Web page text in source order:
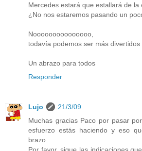
Mercedes estará que estallará de la
¿No nos estaremos pasando un
Nooooooooooooooo,
todavía podemos ser más divertidos
Un abrazo para todos
Responder
Lujo
21/3/09
Muchas gracias Paco por pasar
esfuerzo estás haciendo y eso
brazo.